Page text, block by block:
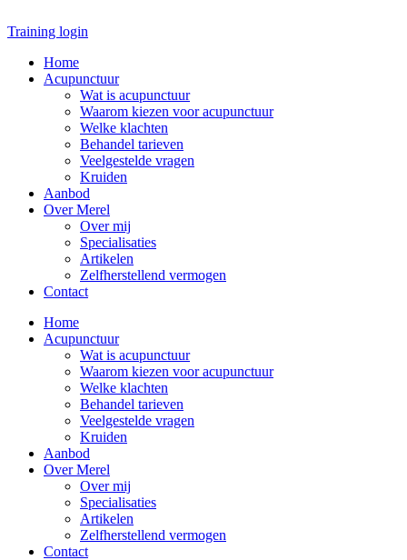
naar
inhoud
Training login
Home
Acupunctuur
Wat is acupunctuur
Waarom kiezen voor acupunctuur
Welke klachten
Behandel tarieven
Veelgestelde vragen
Kruiden
Aanbod
Over Merel
Over mij
Specialisaties
Artikelen
Zelfherstellend vermogen
Contact
Home
Acupunctuur
Wat is acupunctuur
Waarom kiezen voor acupunctuur
Welke klachten
Behandel tarieven
Veelgestelde vragen
Kruiden
Aanbod
Over Merel
Over mij
Specialisaties
Artikelen
Zelfherstellend vermogen
Contact